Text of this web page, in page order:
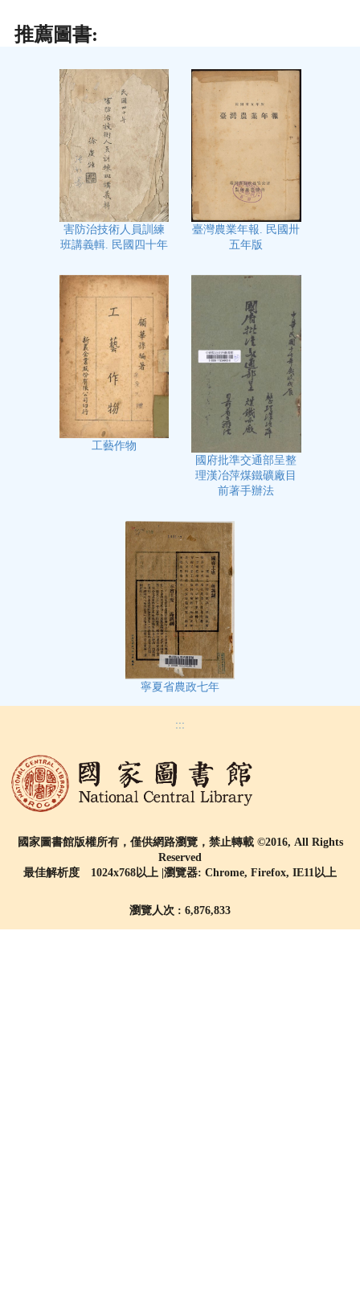
推薦圖書:
害防治技術人員訓練
班講義輯. 民國四十年
臺灣農業年報. 民國卅
五年版
工藝作物
國府批準交通部呈整
理漢冶萍煤鐵礦廠目
前著手辦法
寧夏省農政七年
:::
國家圖書館版權所有，僅供網路瀏覽，禁止轉載 ©2016, All Rights
Reserved
最佳解析度 1024x768以上 |瀏覽器: Chrome, Firefox, IE11以上
瀏覽人次 : 6,876,833